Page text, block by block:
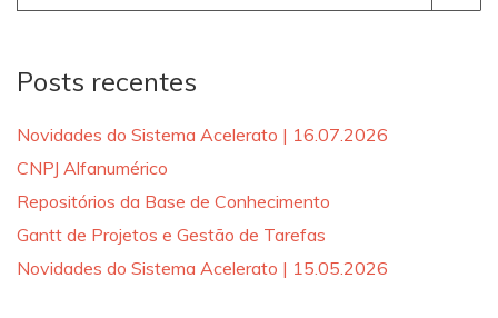
for:
Posts recentes
Novidades do Sistema Acelerato | 16.07.2026
CNPJ Alfanumérico
Repositórios da Base de Conhecimento
Gantt de Projetos e Gestão de Tarefas
Novidades do Sistema Acelerato | 15.05.2026